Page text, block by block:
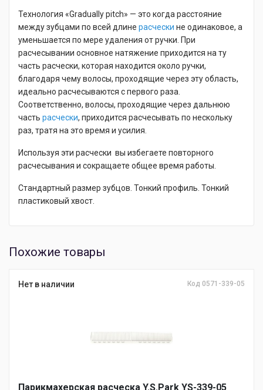
Технология «Gradually pitch» — это когда расстояние
между зубцами по всей длине расчески не одинаковое, а
уменьшается по мере удаления от ручки. При
расчесывании основное натяжение приходится на ту
часть расчески, которая находится около ручки,
благодаря чему волосы, проходящие через эту область,
идеально расчесываются с первого раза.
Соответственно, волосы, проходящие через дальнюю
часть расчески, приходится расчесывать по нескольку
раз, тратя на это время и усилия.
Используя эти расчески вы избегаете повторного
расчесывания и сокращаете общее время работы.
Стандартный размер зубцов. Тонкий профиль. Тонкий
пластиковый хвост.
Похожие товары
Нет в наличии Код 0571-339-05
Парикмахерская расческа Y.S.Park YS-339-05